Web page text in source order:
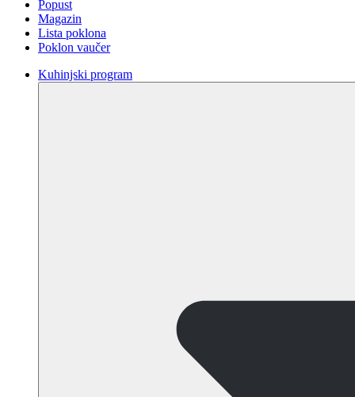
Popust
Magazin
Lista poklona
Poklon vaučer
Kuhinjski program